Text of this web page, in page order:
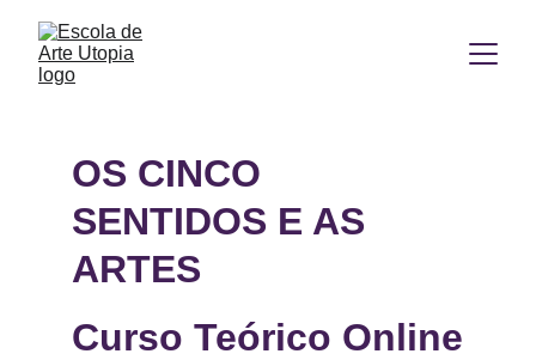
OS CINCO
SENTIDOS E AS
ARTES
Curso Teórico Online